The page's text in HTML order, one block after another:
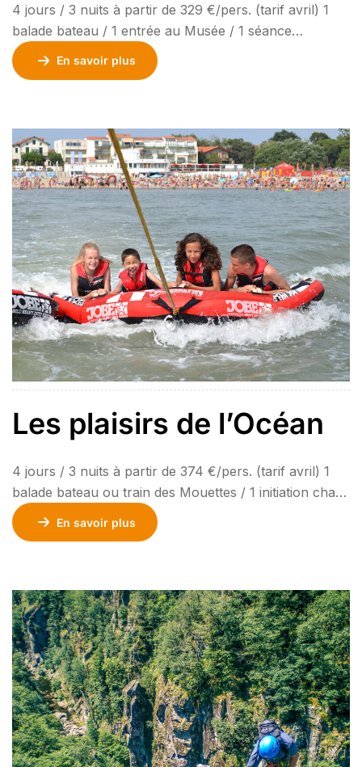
4 jours / 3 nuits à partir de 329 €/pers. (tarif avril) 1
balade bateau / 1 entrée au Musée / 1 séance
d’escalade ou rafting / 1 randonnée / 1 dégustation des
vins de Tautavel inclus. Transport en option. Vous
[…]
En savoir plus
Les plaisirs de l’Océan
4 jours / 3 nuits à partir de 374 €/pers. (tarif avril) 1
balade bateau ou train des Mouettes / 1 initiation char
à voile / entrée libre au centre de thalasso / 1 bouée
tractée inclus. Transport en option. En vacances aux
En savoir plus